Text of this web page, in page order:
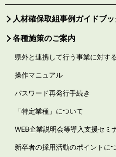
人材確保取組事例ガイドブッ
各種施策のご案内
県外と連携して行う事業に対す
操作マニュアル
パスワード再発行手続き
「特定業種」について
WEB企業説明会等導入支援セミ
新卒者の採用活動のポイントに